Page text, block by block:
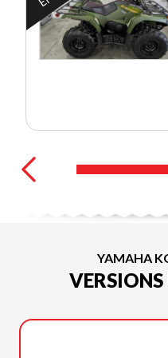
YAMAHA